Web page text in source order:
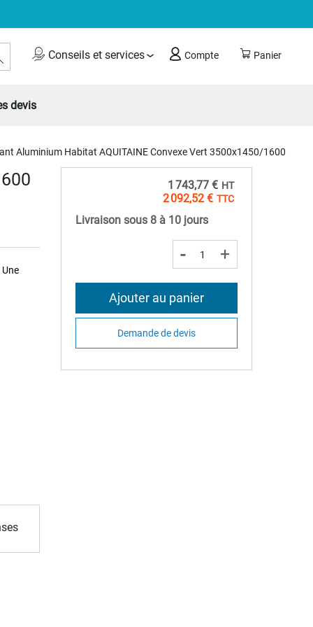
Panier
Conseils et services Compte
Rechercher
devis
Aluminium Habitat AQUITAINE Convexe Vert 3500x1450/1600
2 092,52 €
1 743,77 €
Livraison sous 8 à 10 jours
- +
Ajouter au panier
Demande de devis